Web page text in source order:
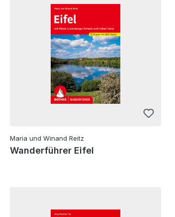
Maria und Winand Reitz
Wanderführer Eifel